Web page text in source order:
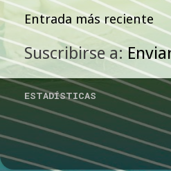
Entrada más reciente
Suscribirse a:
ESTADÍSTICAS